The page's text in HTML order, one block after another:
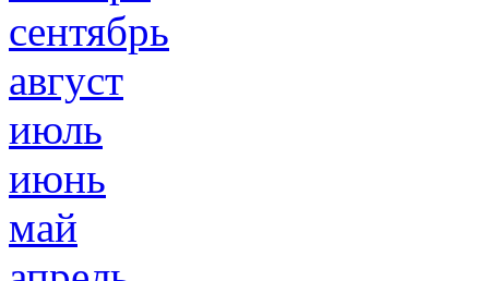
сентябрь
август
июль
июнь
май